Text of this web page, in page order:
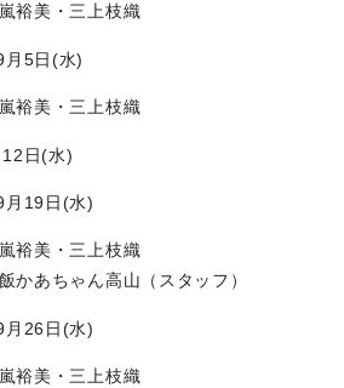
美・三上枝織
5日(水)
美・三上枝織
日(水)
19日(水)
美・三上枝織
あちゃん高山（スタッフ）
26日(水)
美・三上枝織